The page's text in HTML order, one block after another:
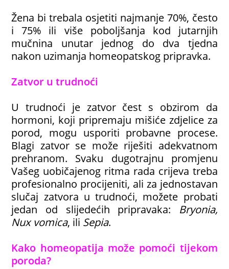
Žena bi trebala osjetiti najmanje 70%, često
i 75% ili više poboljšanja kod jutarnjih
mučnina unutar jednog do dva tjedna
nakon uzimanja homeopatskog pripravka.
Zatvor u trudnoći
U trudnoći je zatvor čest s obzirom da
hormoni, koji pripremaju mišiće zdjelice za
porod, mogu usporiti probavne procese.
Blagi zatvor se može riješiti adekvatnom
prehranom. Svaku dugotrajnu promjenu
Vašeg uobičajenog ritma rada crijeva treba
profesionalno procijeniti, ali za jednostavan
slučaj zatvora u trudnoći, možete probati
jedan od slijedećih pripravaka: Bryonia,
Nux vomica, ili Sepia.
Kako homeopatija može pomoći tijekom
poroda?